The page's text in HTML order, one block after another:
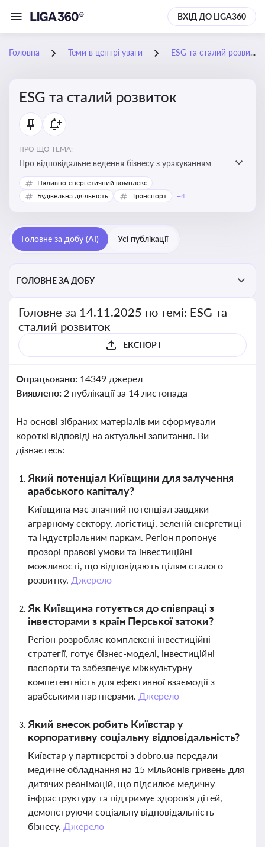
ВХІД ДО LIGA360
Головна Теми в центрі уваги ESG та сталий розвиток
ESG та сталий розвиток
ПРО ЩО ТЕМА:
Про відповідальне ведення бізнесу з урахуванням
екологічних, соціальних та управлінських факторів
для досягнення довгострокової сталості
Паливно-енергетичний комплекс
Будівельна діяльність
Транспорт +4
Головне за добу (AI) Усі публікації
ГОЛОВНЕ ЗА ДОБУ
Головне за 14.11.2025 по темі: ESG та
сталий розвиток
ЕКСПОРТ
Опрацьовано: 14349 джерел
Виявлено: 2 публікації за 14 листопада
На основі зібраних матеріалів ми сформували
короткі відповіді на актуальні запитання. Ви
дізнаєтесь:
Який потенціал Київщини для залучення
арабського капіталу?
Київщина має значний потенціал завдяки
аграрному сектору, логістиці, зеленій енергетиці
та індустріальним паркам. Регіон пропонує
прозорі правові умови та інвестиційні
можливості, що відповідають цілям сталого
розвитку. Джерело
Як Київщина готується до співпраці з
інвесторами з країн Перської затоки?
Регіон розробляє комплексні інвестиційні
стратегії, готує бізнес-моделі, інвестиційні
паспорти та забезпечує міжкультурну
компетентність для ефективної взаємодії з
арабськими партнерами. Джерело
Який внесок робить Київстар у
корпоративну соціальну відповідальність?
Київстар у партнерстві з dobro.ua передали
медичне обладнання на 15 мільйонів гривень для
дитячих реанімацій, що підсилює медичну
інфраструктуру та підтримує здоров'я дітей,
демонструючи соціальну відповідальність
бізнесу. Джерело